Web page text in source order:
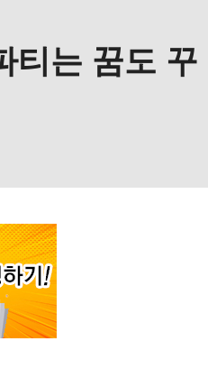
티는 꿈도 꾸